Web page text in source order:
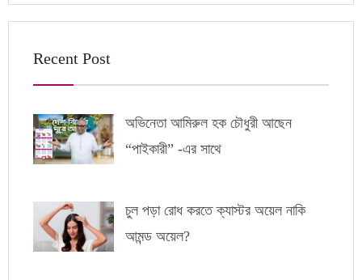
Recent Post
অভিনেতা আমিরুল হক চৌধুরী আছেন
“পাইকারী” -এর সাথে
চুল পড়া রোধ করতে ক্যাস্টর অয়েল নাকি
আমন্ড অয়েল?